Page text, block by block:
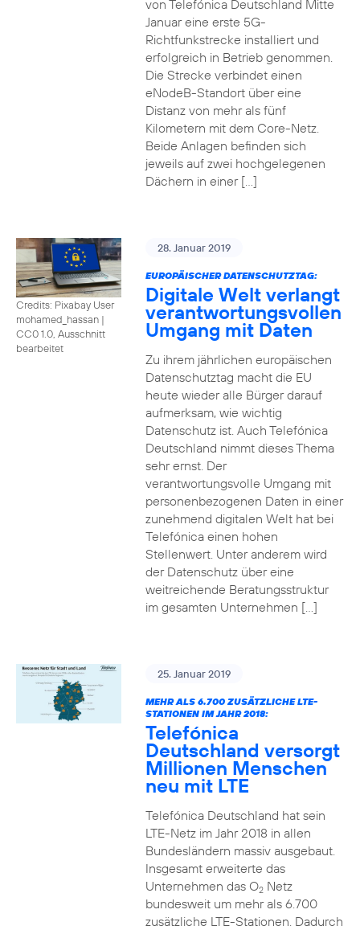
von Telefónica Deutschland Mitte
Januar eine erste 5G-
Richtfunkstrecke installiert und
erfolgreich in Betrieb genommen.
Die Strecke verbindet einen
eNodeB-Standort über eine
Distanz von mehr als fünf
Kilometern mit dem Core-Netz.
Beide Anlagen befinden sich
jeweils auf zwei hochgelegenen
Dächern in einer […]
Credits: Pixabay User
mohamed_hassan |
CC0 1.0, Ausschnitt
bearbeitet
28. Januar 2019
EUROPÄISCHER DATENSCHUTZTAG:
Digitale Welt verlangt
verantwortungsvollen
Umgang mit Daten
Zu ihrem jährlichen europäischen
Datenschutztag macht die EU
heute wieder alle Bürger darauf
aufmerksam, wie wichtig
Datenschutz ist. Auch Telefónica
Deutschland nimmt dieses Thema
sehr ernst. Der
verantwortungsvolle Umgang mit
personenbezogenen Daten in einer
zunehmend digitalen Welt hat bei
Telefónica einen hohen
Stellenwert. Unter anderem wird
der Datenschutz über eine
weitreichende Beratungsstruktur
im gesamten Unternehmen […]
25. Januar 2019
MEHR ALS 6.700 ZUSÄTZLICHE LTE-
STATIONEN IM JAHR 2018:
Telefónica
Deutschland versorgt
Millionen Menschen
neu mit LTE
Telefónica Deutschland hat sein
LTE-Netz im Jahr 2018 in allen
Bundesländern massiv ausgebaut.
Insgesamt erweiterte das
Unternehmen das O2Netz
bundesweit um mehr als 6.700
zusätzliche LTE-Stationen. Dadurch